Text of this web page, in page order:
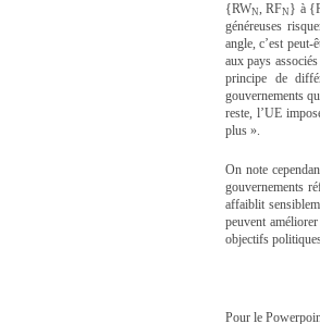
{RWN, RFN } à
généreuses
angle, c’est
aux pays
principe de
gouvernements
reste, l’UE
plus ».
On note
gouvernements
affaiblit
peuvent
objectifs
Pour le